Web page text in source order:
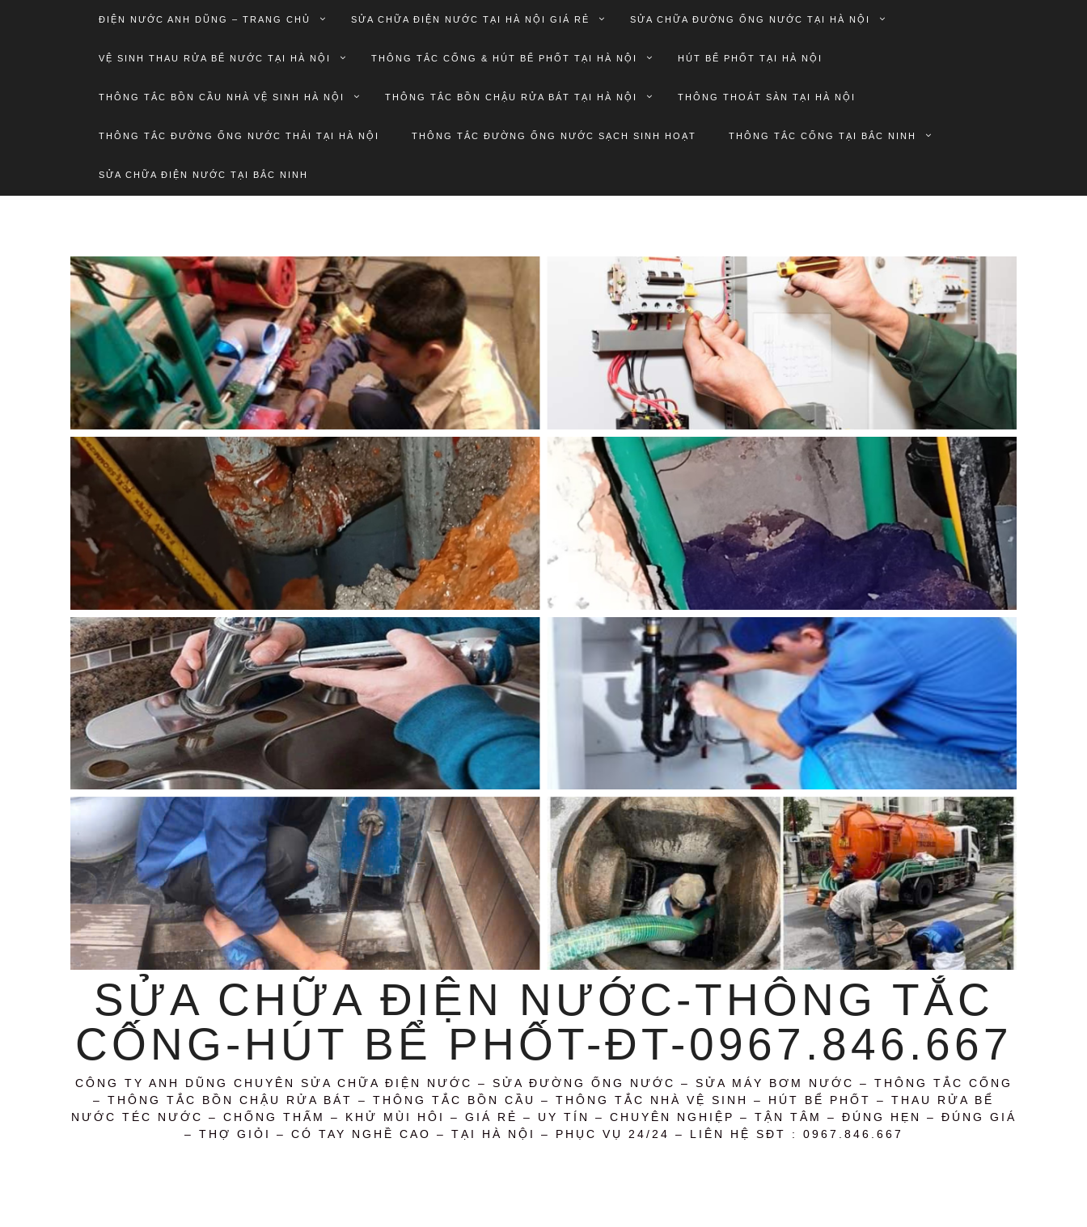
ĐIỆN NƯỚC ANH DŨNG – TRANG CHỦ SỬA CHỮA ĐIỆN NƯỚC TẠI HÀ NỘI GIÁ RẺ SỬA CHỮA ĐƯỜNG ỐNG NƯỚC TẠI HÀ NỘI
VỆ SINH THAU RỬA BỂ NƯỚC TẠI HÀ NỘI THÔNG TẮC CỐNG & HÚT BỂ PHỐT TẠI HÀ NỘI HÚT BỂ PHỐT TẠI HÀ NỘI
THÔNG TẮC BỒN CẦU NHÀ VỆ SINH HÀ NỘI THÔNG TẮC BỒN CHẬU RỬA BÁT TẠI HÀ NỘI THÔNG THOÁT SÀN TẠI HÀ NỘI
THÔNG TẮC ĐƯỜNG ỐNG NƯỚC THẢI TẠI HÀ NỘI THÔNG TẮC ĐƯỜNG ỐNG NƯỚC SẠCH SINH HOẠT THÔNG TẮC CỐNG TẠI BẮC NINH
SỬA CHỮA ĐIỆN NƯỚC TẠI BẮC NINH
SỬA CHỮA ĐIỆN NƯỚC-THÔNG TẮC
CỐNG-HÚT BỂ PHỐT-ĐT-0967.846.667
CÔNG TY ANH DŨNG CHUYÊN SỬA CHỮA ĐIỆN NƯỚC – SỬA ĐƯỜNG ỐNG NƯỚC – SỬA MÁY BƠM NƯỚC – THÔNG TẮC CỐNG
– THÔNG TẮC BỒN CHẬU RỬA BÁT – THÔNG TẮC BỒN CẦU – THÔNG TẮC NHÀ VỆ SINH – HÚT BỂ PHỐT – THAU RỬA BỂ
NƯỚC TÉC NƯỚC – CHỐNG THẤM – KHỬ MÙI HÔI – GIÁ RẺ – UY TÍN – CHUYÊN NGHIỆP – TẬN TÂM – ĐÚNG HẸN – ĐÚNG GIÁ
– THỢ GIỎI – CÓ TAY NGHỀ CAO – TẠI HÀ NỘI – PHỤC VỤ 24/24 – LIÊN HỆ SĐT : 0967.846.667